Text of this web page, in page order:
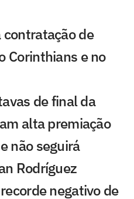
de
Corinthians e no
de final da
alta premiação
não seguirá
Rodríguez
negativo de